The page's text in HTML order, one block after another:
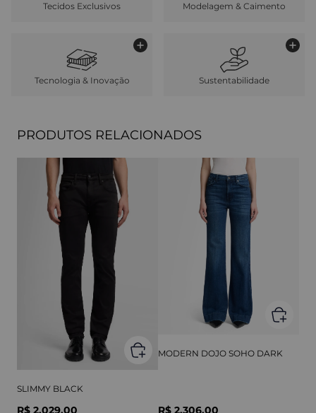
Tecidos Exclusivos Modelagem & Caimento
Tecnologia & Inovação Sustentabilidade
PRODUTOS RELACIONADOS
SLIMMY BLACK
R$ 2.029,00
MODERN DOJO SOHO DARK
R$ 2.306,00